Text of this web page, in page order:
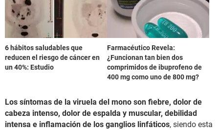
6 hábitos saludables que
reducen el riesgo de cáncer en
un 40%: Estudio
Farmacéutico Revela:
¿Funcionan tan bien dos
comprimidos de ibuprofeno de
400 mg como uno de 800 mg?
Los síntomas de la viruela del mono son fiebre, dolor de
cabeza intenso, dolor de espalda y muscular, debilidad
intensa e inflamación de los ganglios linfáticos, siendo esta